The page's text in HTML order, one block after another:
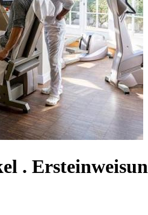
.